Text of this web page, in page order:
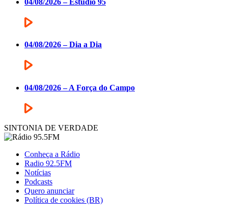
04/08/2026 – Dia a Dia
04/08/2026 – A Força do Campo
SINTONIA DE VERDADE
Conheça a Rádio
Radio 92.5FM
Notícias
Podcasts
Quero anunciar
Política de cookies (BR)